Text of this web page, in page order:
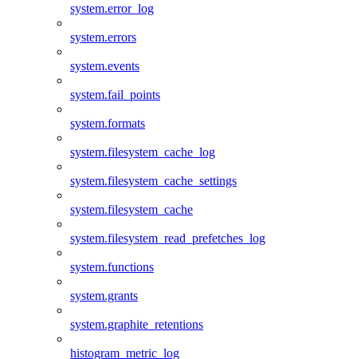
system.error_log
system.errors
system.events
system.fail_points
system.formats
system.filesystem_cache_log
system.filesystem_cache_settings
system.filesystem_cache
system.filesystem_read_prefetches_log
system.functions
system.grants
system.graphite_retentions
histogram_metric_log